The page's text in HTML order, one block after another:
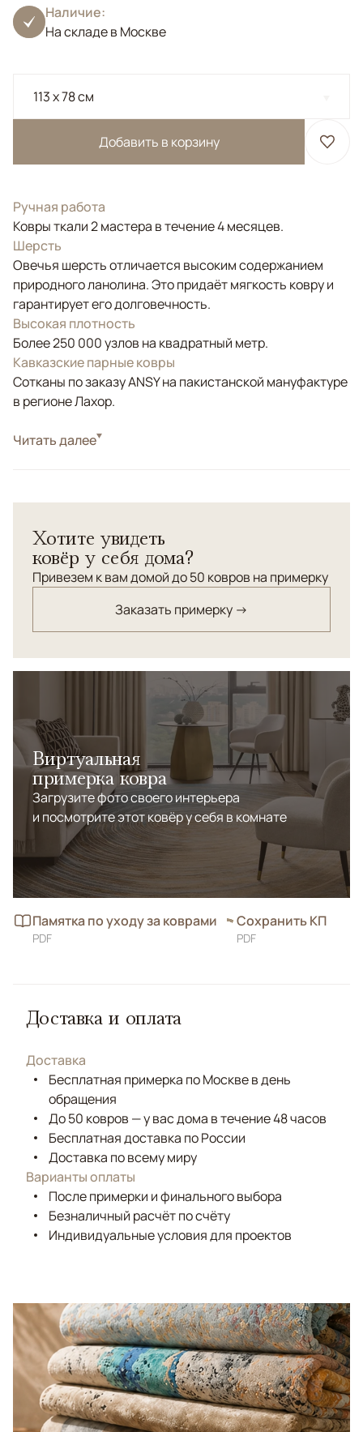
Наличие:
На складе в Москве
113 x 78 см
Добавить в корзину
Ручная работа
Ковры ткали 2 мастера в течение 4 месяцев.
Шерсть
Овечья шерсть отличается высоким содержанием
природного ланолина. Это придаёт мягкость ковру и
гарантирует его долговечность.
Высокая плотность
Более 250 000 узлов на квадратный метр.
Кавказские парные ковры
Сотканы по заказу ANSY на пакистанской мануфактуре
в регионе Лахор.
СтильКлассические
нити веретеной крутки, двойной узел, натуральные
Читать далее
Хотите увидеть
ковёр у себя дома?
Привезем к вам домой до 50 ковров на примерку
Заказать примерку →
Виртуальная
примерка ковра
Загрузите фото своего интерьера
и посмотрите этот ковёр у себя в комнате
Памятка по уходу за коврами
PDF
Сохранить КП
PDF
Доставка и оплата
Доставка
Бесплатная примерка по Москве в день
обращения
До 50 ковров — у вас дома в течение 48 часов
Бесплатная доставка по России
Доставка по всему миру
Варианты оплаты
После примерки и финального выбора
Безналичный расчёт по счёту
Индивидуальные условия для проектов